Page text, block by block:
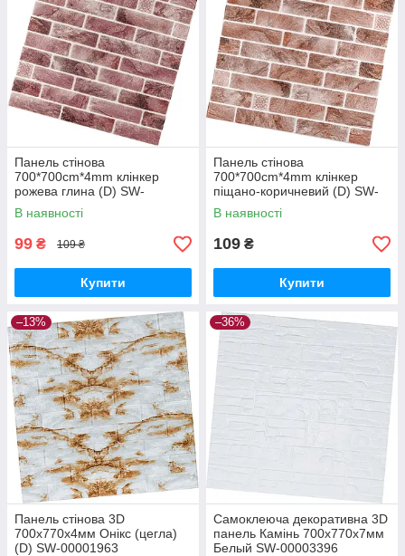
Панель стінова
700*700cm*4mm клінкер
рожева глина (D) SW-
00002005
В наявності
99 ₴ 109 ₴
Купити
Панель стінова
700*700cm*4mm клінкер
піщано-коричневий (D) SW-
00002004
В наявності
109 ₴
Купити
–13%
Панель стінова 3D
700х770х4мм Онікс (цегла)
(D) SW-00001963
–36%
Самоклеюча декоративна 3D
панель Камінь 700х770х7мм
Белый SW-00003396